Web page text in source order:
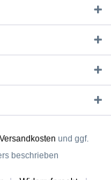
Versandkosten und ggf.
beschrieben